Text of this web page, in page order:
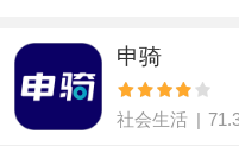
好了？哪个打车app靠谱了
申骑
社会生活 |